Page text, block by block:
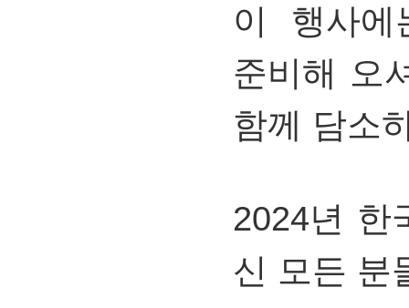
이 행사에
준비해 오
함께 담소
2024년 한
신 모든 분